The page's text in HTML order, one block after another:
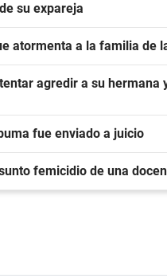
su expareja
atormenta a la familia de
agredir a su hermana
fue enviado a juicio
femicidio de una